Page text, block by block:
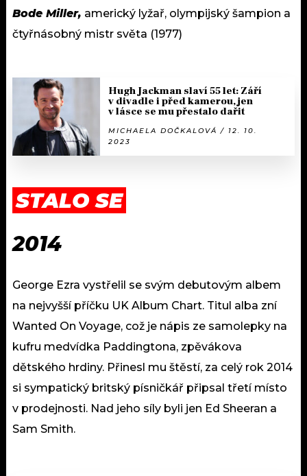
Bode Miller, americký lyžař, olympijský šampion a
čtyřnásobný mistr světa (1977)
Hugh Jackman slaví 55 let: Září
v divadle i před kamerou, jen
v lásce se mu přestalo dařit
MICHAELA DOČKALOVÁ / 12. 10.
2023
STALO SE
2014
George Ezra vystřelil se svým debutovým albem
na nejvyšší příčku UK Album Chart. Titul alba zní
Wanted On Voyage, což je nápis ze samolepky na
kufru medvídka Paddingtona, zpěvákova
dětského hrdiny. Přinesl mu štěstí, za celý rok 2014
si sympatický britský písničkář připsal třetí místo
v prodejnosti. Nad jeho síly byli jen Ed Sheeran a
Sam Smith.